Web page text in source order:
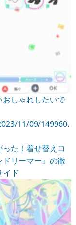
しゃれしたいで
11/09/149960.
た！着せ替えコ
リーマー』の徹
イド